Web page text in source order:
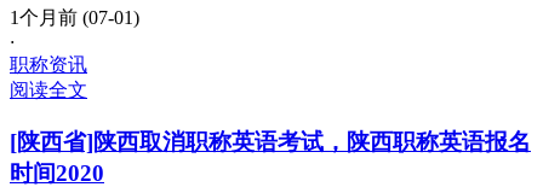
1个月前 (07-01)
·
职称资讯
阅读全文
[陕西省]陕西取消职称英语考试，陕西职称英语报名
时间2020